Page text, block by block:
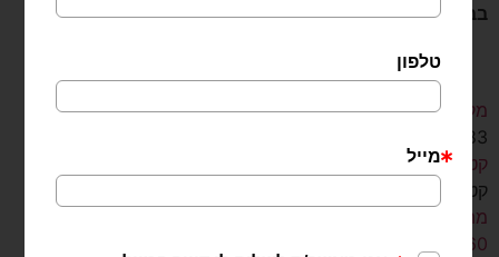
בבקשה צרי איתנו קשר.
מק"ט
ME-20083
קטגוריות
קטגוריות:
מתנה לאישה בת 40
60